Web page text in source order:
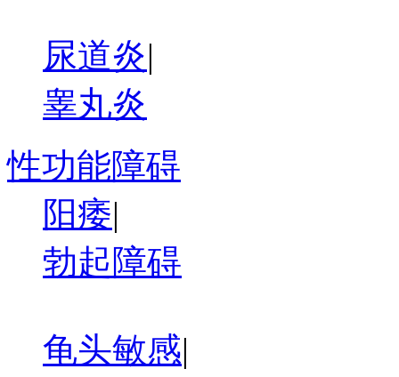
尿道炎|
睾丸炎
性功能障碍
阳痿|
勃起障碍
龟头敏感|